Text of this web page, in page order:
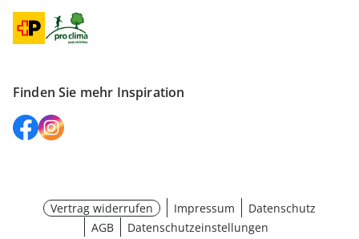
Finden Sie mehr Inspiration
Vertrag widerrufen Impressum
Datenschutz
AGB
Datenschutzeinstellungen